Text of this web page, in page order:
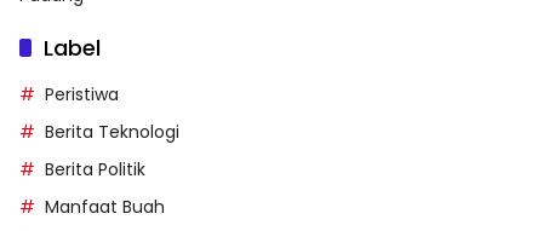
Label
Peristiwa
Berita Teknologi
Berita Politik
Manfaat Buah